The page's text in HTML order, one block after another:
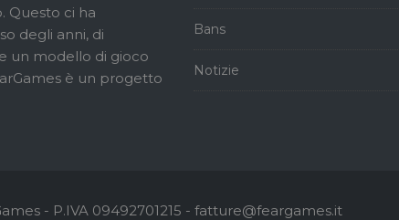
Questo ci ha
degli anni, di
un modello di gioco
è un progetto
Bans
Notizie
- P.IVA 09492701215 - fatture@feargames.it